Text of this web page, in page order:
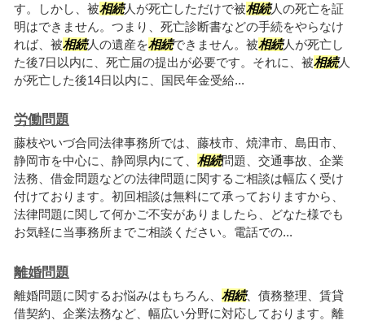
す。しかし、被相続人が死亡しただけで被相続人の死亡を証
明はできません。つまり、死亡診断書などの手続をやらなけ
れば、被相続人の遺産を相続できません。被相続人が死亡し
た後7日以内に、死亡届の提出が必要です。それに、被相続人
が死亡した後14日以内に、国民年金受給...
労働問題
藤枝やいづ合同法律事務所では、藤枝市、焼津市、島田市、
静岡市を中心に、静岡県内にて、 相続問題、交通事故、企業
法務、借金問題などの法律問題に関するご相談は幅広く受け
付けております。初回相談は無料にて承っておりますから、
法律問題に関して何かご不安がありましたら、どなた様でも
お気軽に当事務所までご相談ください。電話での...
離婚問題
離婚問題に関するお悩みはもちろん、 相続、債務整理、賃貸
借契約、企業法務など、幅広い分野に対応しております。離